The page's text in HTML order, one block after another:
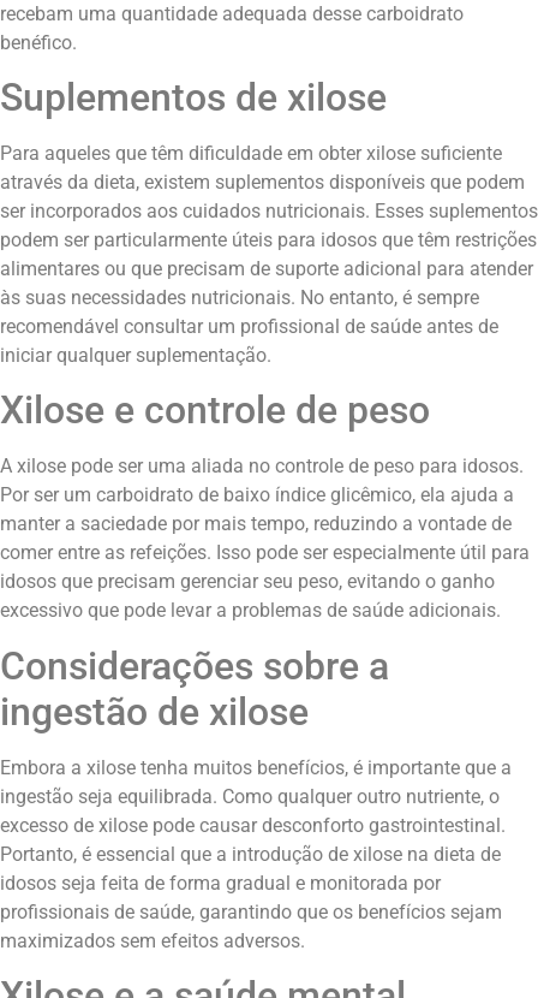
recebam uma quantidade adequada desse carboidrato
benéfico.
Suplementos de xilose
Para aqueles que têm dificuldade em obter xilose suficiente
através da dieta, existem suplementos disponíveis que podem
ser incorporados aos cuidados nutricionais. Esses suplementos
podem ser particularmente úteis para idosos que têm restrições
alimentares ou que precisam de suporte adicional para atender
às suas necessidades nutricionais. No entanto, é sempre
recomendável consultar um profissional de saúde antes de
iniciar qualquer suplementação.
Xilose e controle de peso
A xilose pode ser uma aliada no controle de peso para idosos.
Por ser um carboidrato de baixo índice glicêmico, ela ajuda a
manter a saciedade por mais tempo, reduzindo a vontade de
comer entre as refeições. Isso pode ser especialmente útil para
idosos que precisam gerenciar seu peso, evitando o ganho
excessivo que pode levar a problemas de saúde adicionais.
Considerações sobre a
ingestão de xilose
Embora a xilose tenha muitos benefícios, é importante que a
ingestão seja equilibrada. Como qualquer outro nutriente, o
excesso de xilose pode causar desconforto gastrointestinal.
Portanto, é essencial que a introdução de xilose na dieta de
idosos seja feita de forma gradual e monitorada por
profissionais de saúde, garantindo que os benefícios sejam
maximizados sem efeitos adversos.